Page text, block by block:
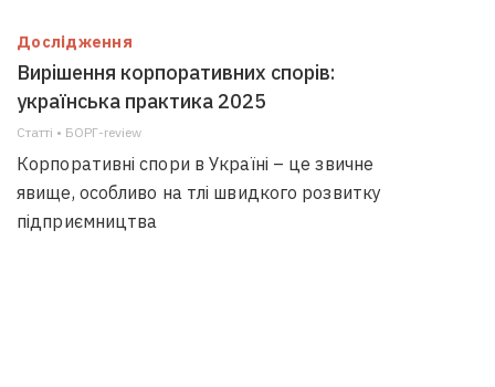
Дослідження
Вирішення корпоративних спорів:
українська практика 2025
Статті • БОРГ-review
Корпоративні спори в Україні – це звичне
явище, особливо на тлі швидкого розвитку
підприємництва